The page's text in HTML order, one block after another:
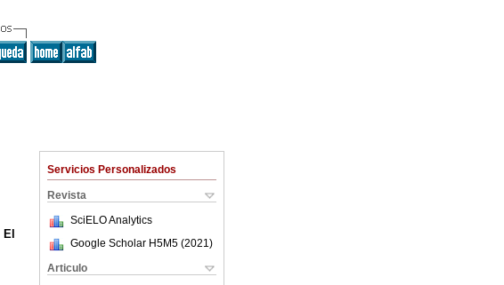
Servicios Personalizados
Revista
SciELO Analytics
Google Scholar H5M5 (2021 )
Articulo
El